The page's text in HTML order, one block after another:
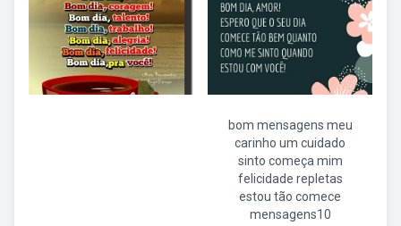
bom mensagens meu
carinho um cuidado
sinto começa mim
felicidade repletas
estou tão comece
mensagens10